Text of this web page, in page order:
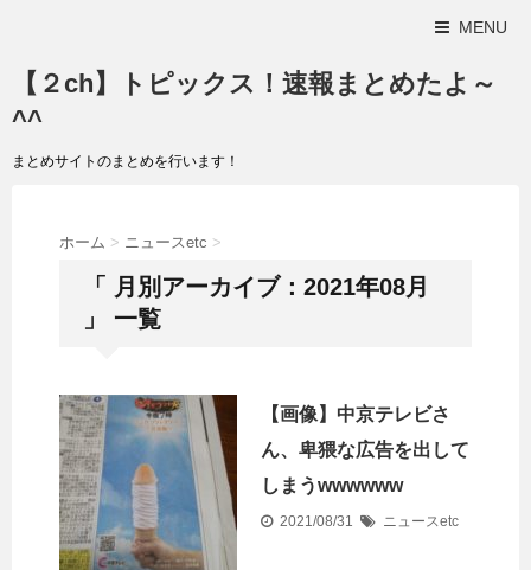
MENU
【２ch】トピックス！速報まとめたよ～
^^
まとめサイトのまとめを行います！
ホーム > ニュースetc >
「 月別アーカイブ：2021年08月
」 一覧
【画像】中京テレビさ
ん、卑猥な広告を出して
しまうwwwwww
2021/08/31 ニュースetc